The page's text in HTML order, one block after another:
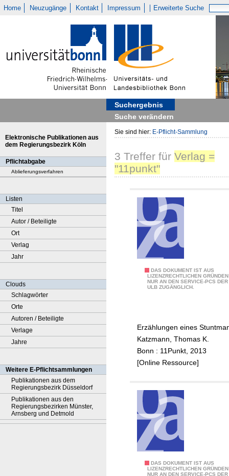
Home Neuzugänge Kontakt Impressum Erweiterte Suche
Suchergebnis
Suche verändern
Elektronische Publikationen aus
dem Regierungsbezirk Köln
Pflichtabgabe
Ablieferungsverfahren
Listen
Titel
Autor / Beteiligte
Ort
Verlag
Jahr
Clouds
Schlagwörter
Orte
Autoren / Beteiligte
Verlage
Jahre
Weitere E-Pflichtsammlungen
Publikationen aus dem
Regierungsbezirk Düsseldorf
Publikationen aus den
Regierungsbezirken Münster,
Arnsberg und Detmold
Sie sind hier: E-Pflicht-Sammlung
3 Treffer für Verlag =
"11punkt"
DAS DOKUMENT IST AUS
LIZENZRECHTLICHEN GRÜNDEN
NUR AN DEN SERVICE-PCS DER
ULB ZUGÄNGLICH.
L
e
b
e
d
s
a
t
Erzählungen eines
Katzmann, Thomas K.
Bonn : 11Punkt, 2013
[Online Ressource]
DAS DOKUMENT IST AUS
LIZENZRECHTLICHEN GRÜNDEN
NUR AN DEN SERVICE-PCS DER